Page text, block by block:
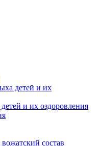
детей и их
и их оздоровления
состав